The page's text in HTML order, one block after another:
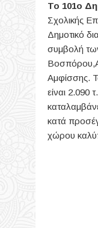
Το 101ο
Σχολικής
Δημοτικό
συμβολή
Αμφίσσης.
είναι 2.090
κατά
χώρου